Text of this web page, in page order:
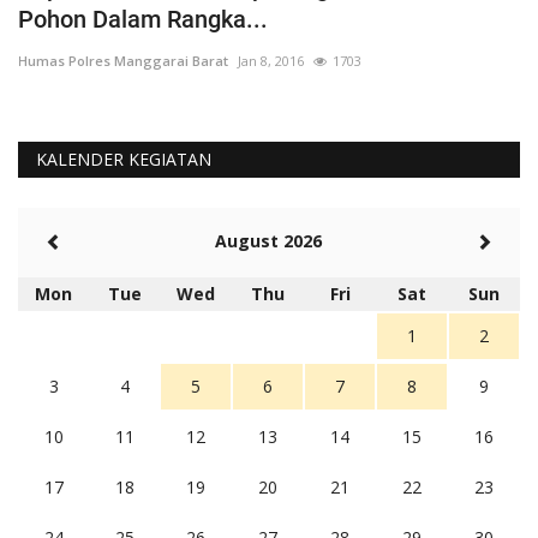
Pohon Dalam Rangka...
Humas Polres Manggarai Barat Jan 8, 2016 1703
KALENDER KEGIATAN
August 2026
Mon Tue Wed Thu Fri Sat
Sun
1
2
3 4 5 6 7 8 9
10 11 12 13 14 15 16
17 18 19 20 21 22 23